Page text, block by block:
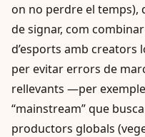
on no perdre el temps),
de signar, com
d’esports amb creators
per evitar errors de
rellevants —per
“mainstream” que
productors globals